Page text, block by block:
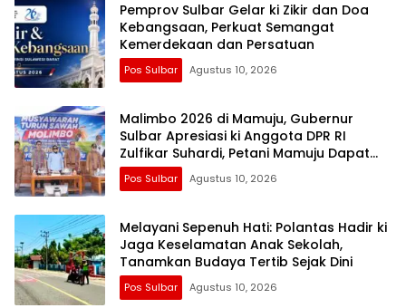
Pemprov Sulbar Gelar ki Zikir dan Doa
Kebangsaan, Perkuat Semangat
Kemerdekaan dan Persatuan
Pos Sulbar Agustus 10, 2026
Malimbo 2026 di Mamuju, Gubernur
Sulbar Apresiasi ki Anggota DPR RI
Zulfikar Suhardi, Petani Mamuju Dapat
Alsintan dan Pupuk
Pos Sulbar Agustus 10, 2026
Melayani Sepenuh Hati: Polantas Hadir ki
Jaga Keselamatan Anak Sekolah,
Tanamkan Budaya Tertib Sejak Dini
Pos Sulbar Agustus 10, 2026